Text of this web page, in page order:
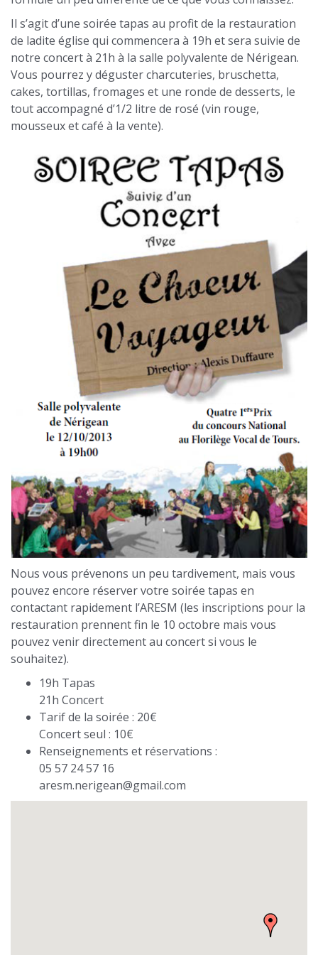
Il s’agit d’une soirée tapas au profit de la restauration
de ladite église qui commencera à 19h et sera suivie de
notre concert à 21h à la salle polyvalente de Nérigean.
Vous pourrez y déguster charcuteries, bruschetta,
cakes, tortillas, fromages et une ronde de desserts, le
tout accompagné d’1/2 litre de rosé (vin rouge,
mousseux et café à la vente).
Nous vous prévenons un peu tardivement, mais vous
pouvez encore réserver votre soirée tapas en
contactant rapidement l’ARESM (les inscriptions pour la
restauration prennent fin le 10 octobre mais vous
pouvez venir directement au concert si vous le
souhaitez).
19h Tapas
21h Concert
Tarif de la soirée : 20€
Concert seul : 10€
Renseignements et réservations :
05 57 24 57 16
aresm.nerigean@gmail.com